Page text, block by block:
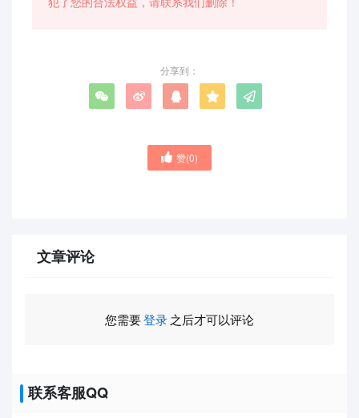
分享到：
赞(0)
文章评论
您需要登录之后才可以评论
联系客服QQ